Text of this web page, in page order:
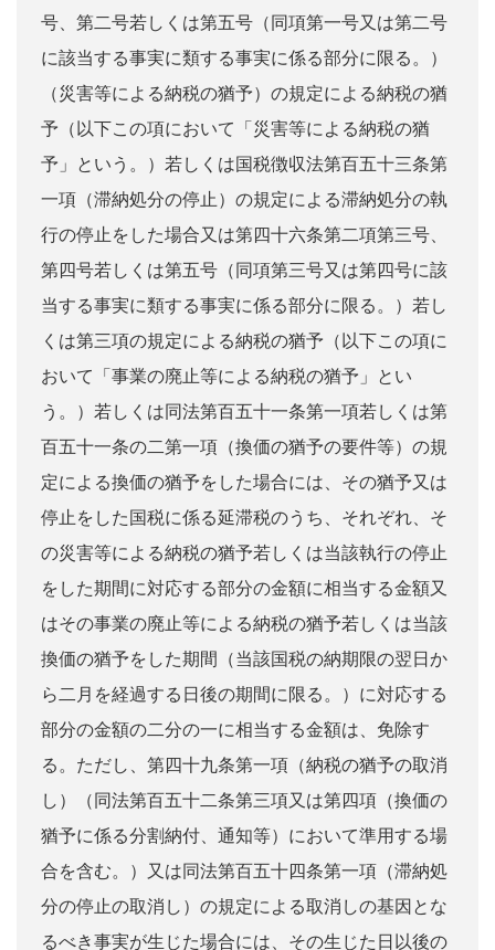
号、第二号若しくは第五号（同項第一号又は第二号
に該当する事実に類する事実に係る部分に限る。）
（災害等による納税の猶予）の規定による納税の猶
予（以下この項において「災害等による納税の猶
予」という。）若しくは国税徴収法第百五十三条第
一項（滞納処分の停止）の規定による滞納処分の執
行の停止をした場合又は第四十六条第二項第三号、
第四号若しくは第五号（同項第三号又は第四号に該
当する事実に類する事実に係る部分に限る。）若し
くは第三項の規定による納税の猶予（以下この項に
おいて「事業の廃止等による納税の猶予」とい
う。）若しくは同法第百五十一条第一項若しくは第
百五十一条の二第一項（換価の猶予の要件等）の規
定による換価の猶予をした場合には、その猶予又は
停止をした国税に係る延滞税のうち、それぞれ、そ
の災害等による納税の猶予若しくは当該執行の停止
をした期間に対応する部分の金額に相当する金額又
はその事業の廃止等による納税の猶予若しくは当該
換価の猶予をした期間（当該国税の納期限の翌日か
ら二月を経過する日後の期間に限る。）に対応する
部分の金額の二分の一に相当する金額は、免除す
る。ただし、第四十九条第一項（納税の猶予の取消
し）（同法第百五十二条第三項又は第四項（換価の
猶予に係る分割納付、通知等）において準用する場
合を含む。）又は同法第百五十四条第一項（滞納処
分の停止の取消し）の規定による取消しの基因とな
るべき事実が生じた場合には、その生じた日以後の